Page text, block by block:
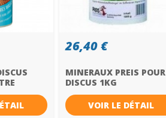
26,40 €
MINERAUX PREIS POUR
DISCUS 1KG
VOIR LE DÉTAIL